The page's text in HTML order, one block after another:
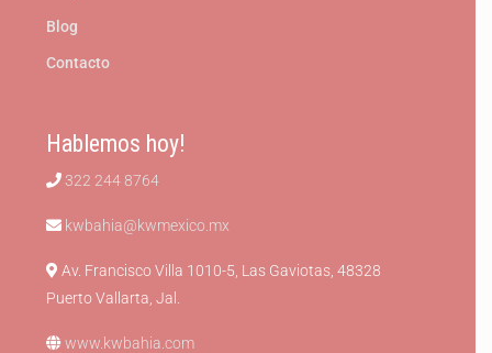
Blog
Contacto
Hablemos hoy!
322 244 8764
kwbahia@kwmexico.mx
Av. Francisco Villa 1010-5, Las Gaviotas, 48328
Puerto Vallarta, Jal.
www.kwbahia.com